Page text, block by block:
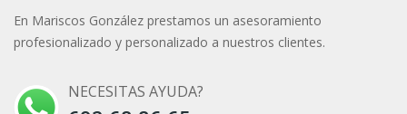
En Mariscos González prestamos un asesoramiento
profesionalizado y personalizado a nuestros clientes.
NECESITAS AYUDA?